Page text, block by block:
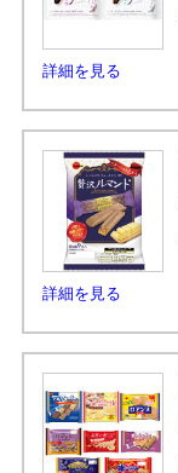
詳細を見る
詳細を見る